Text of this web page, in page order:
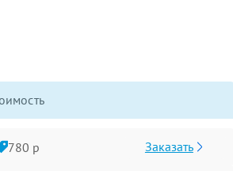
780 р Заказать